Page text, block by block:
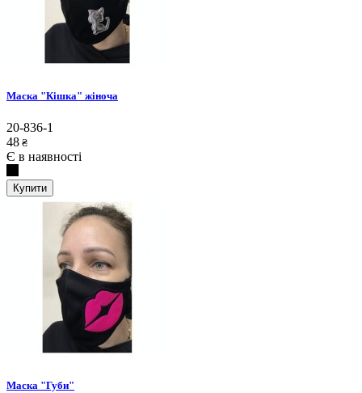
Маска "Кішка" жіноча
20-836-1
48 ₴
Є в наявності
Купити
Маска "Губи"